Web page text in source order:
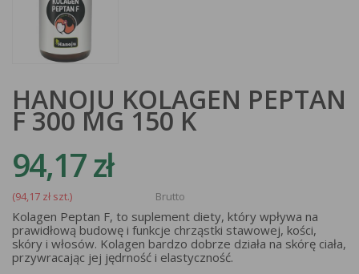
HANOJU KOLAGEN PEPTAN
F 300 MG 150 K
94,17 zł
(94,17 zł szt.) Brutto
Kolagen Peptan F, to suplement diety, który wpływa na
prawidłową budowę i funkcje chrząstki stawowej, kości,
skóry i włosów. Kolagen bardzo dobrze działa na skórę ciała,
przywracając jej jędrność i elastyczność.